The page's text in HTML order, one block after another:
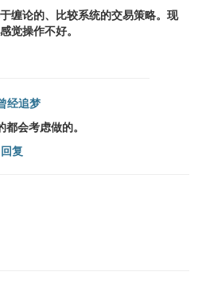
缠论的、比较系统的交易策略。现
觉操作不好。
经追梦
会考虑做的。
回复